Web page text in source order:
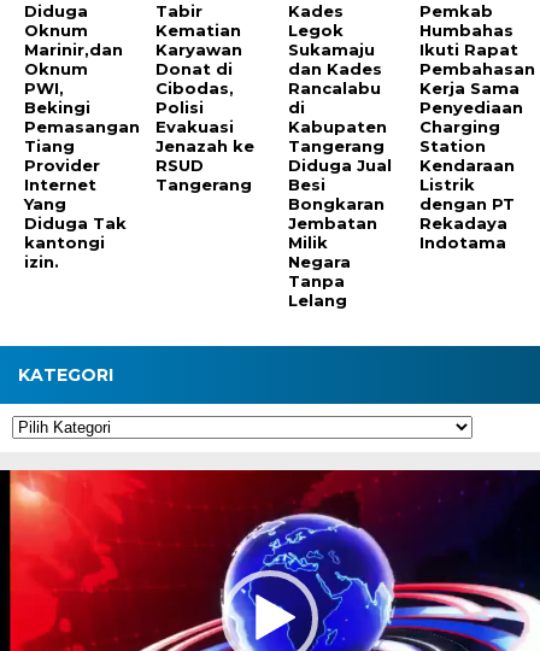
Diduga
Oknum
Marinir,dan
Oknum
PWI,
Bekingi
Pemasangan
Tiang
Provider
Internet
Yang
Diduga Tak
kantongi
izin.
Tabir
Kematian
Karyawan
Donat di
Cibodas,
Polisi
Evakuasi
Jenazah ke
RSUD
Tangerang
Kades
Legok
Sukamaju
dan Kades
Rancalabu
di
Kabupaten
Tangerang
Diduga Jual
Besi
Bongkaran
Jembatan
Milik
Negara
Tanpa
Lelang
Pemkab
Humbahas
Ikuti Rapat
Pembahasan
Kerja Sama
Penyediaan
Charging
Station
Kendaraan
Listrik
dengan PT
Rekadaya
Indotama
KATEGORI
Kategori
Pemutar
Video